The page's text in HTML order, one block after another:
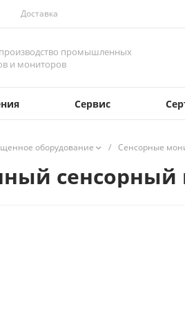
Доставка
промышленных
и мониторов
Сервис
оборудование / Сенсорные
сенсорный